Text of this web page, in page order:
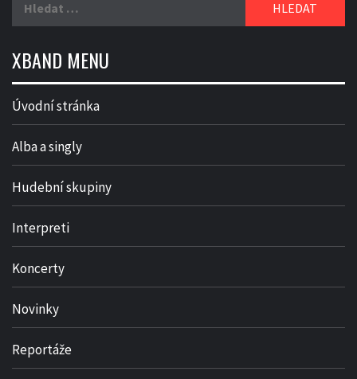
XBAND MENU
Úvodní stránka
Alba a singly
Hudební skupiny
Interpreti
Koncerty
Novinky
Reportáže